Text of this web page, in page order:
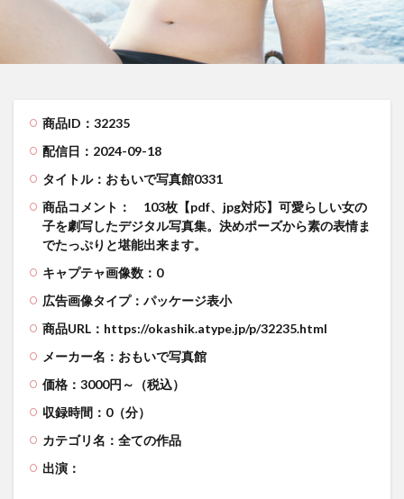
商品ID：32235
配信日：2024-09-18
タイトル：おもいで写真館0331
商品コメント：
103枚【pdf、jpg対応】可愛らしい女の
子を劇写したデジタル写真集。決めポーズから素の表情ま
でたっぷりと堪能出来ます。
キャプテャ画像数：0
広告画像タイプ：パッケージ表小
商品URL：https://okashik.atype.jp/p/32235.html
メーカー名：おもいで写真館
価格：3000円～（税込）
収録時間：0（分）
カテゴリ名：全ての作品
出演：